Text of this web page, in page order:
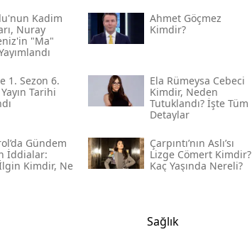
Kadim
Nuray
"ma"
Ahmet Göçmez
Kimdir?
1. Sezon 6.
Tarihi
Ela Rümeysa Cebeci
Kimdir, Neden
Tutuklandı? İşte Tüm
Detaylar
Gündem
İddialar:
Kimdir, Ne
Çarpıntı’nın Aslı’sı
Lizge Cömert Kimdir?
Kaç Yaşında Nereli?
Sağlık